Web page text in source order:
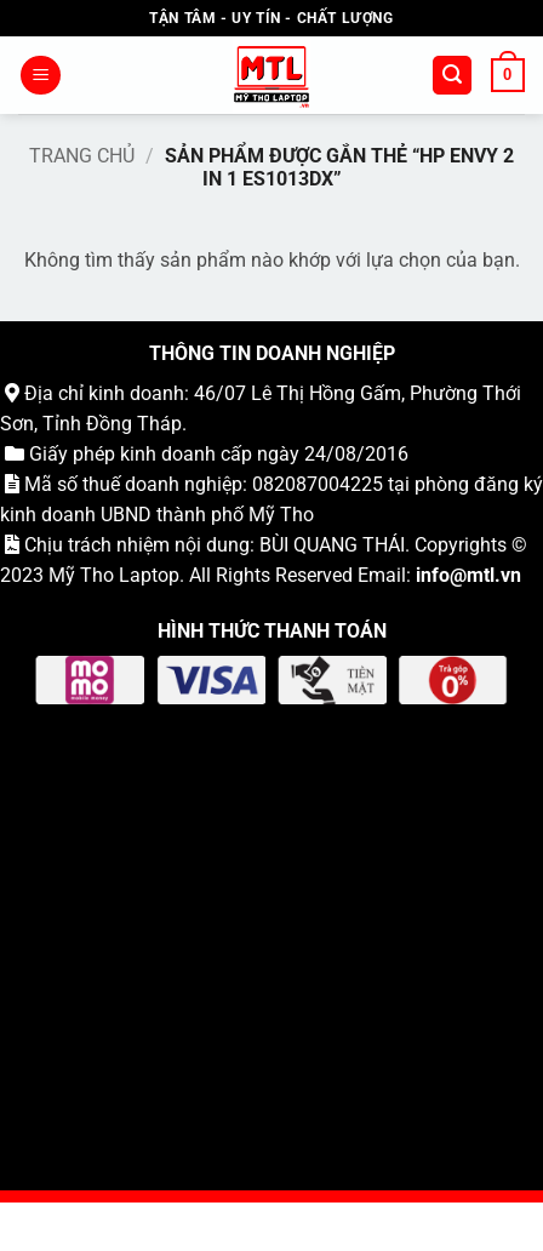
qua
nội
TẬN TÂM - UY TÍN - CHẤT LƯỢNG
0
TRANG CHỦ / SẢN PHẨM ĐƯỢC GẮN THẺ “HP ENVY 2
IN 1 ES1013DX”
Không tìm thấy sản phẩm nào khớp với lựa chọn của bạn.
THÔNG TIN DOANH NGHIỆP
Địa chỉ kinh doanh: 46/07 Lê Thị Hồng Gấm, Phường Thới
Sơn, Tỉnh Đồng Tháp.
Giấy phép kinh doanh cấp ngày 24/08/2016
Mã số thuế doanh nghiệp: 082087004225 tại phòng đăng ký
kinh doanh UBND thành phố Mỹ Tho
Chịu trách nhiệm nội dung: BÙI QUANG THÁI. Copyrights ©
2023 Mỹ Tho Laptop. All Rights Reserved Email: info@mtl.vn
HÌNH THỨC THANH TOÁN